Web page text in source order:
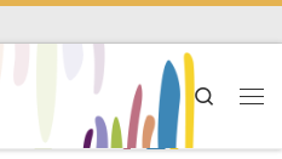
Search